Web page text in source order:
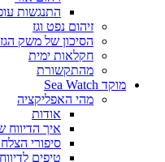
התנגשות
זיהום נפט וגז
הסיכון של משק
חקלאות ימית
מהתקשורת
מוקד Sea Watch
מהי האפליקציה
אודות
איך הדיווח
סיפורי
טיפים לדיווח